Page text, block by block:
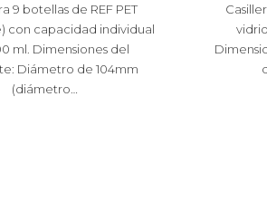
9 botellas de REF PET
con capacidad individual
ml. Dimensiones del
Diámetro de 104mm
(diámetro…